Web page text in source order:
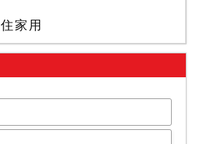
住家用